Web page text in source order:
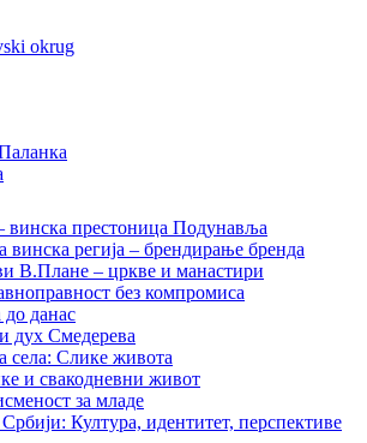
винска престоница Подунавља
винска регија – брендирање бренда
В.Плане – цркве и манастири
без компромиса
данас
дух Смедерева
села: Слике живота
и свакодневни живот
за младе
Култура, идентитет, перспективе